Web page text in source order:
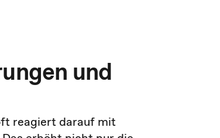
und
reagiert darauf mit